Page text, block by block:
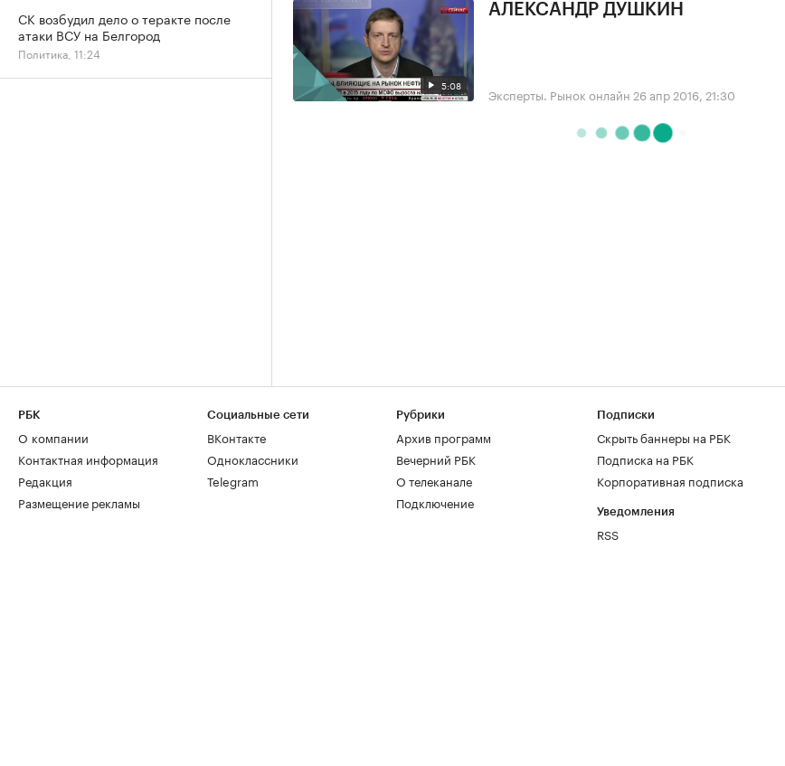
5:08
АЛЕКСАНДР ДУШКИН
Эксперты. Рынок онлайн 26 апр 2016, 21:30
СК возбудил дело о теракте после
атаки ВСУ на Белгород
Политика, 11:24
РБК
О компании
Контактная информация
Редакция
Размещение рекламы
Социальные сети
ВКонтакте
Одноклассники
Telegram
Рубрики
Архив программ
Вечерний РБК
О телеканале
Подключение
Подписки
Скрыть баннеры на РБК
Подписка на РБК
Корпоративная подписка
Уведомления
RSS